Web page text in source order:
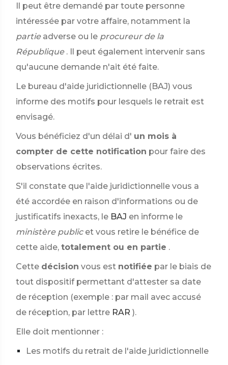
Il peut être demandé par toute personne
intéressée par votre affaire, notamment la
partie adverse ou le procureur de la
République . Il peut également intervenir sans
qu'aucune demande n'ait été faite.
Le bureau d'aide juridictionnelle (BAJ) vous
informe des motifs pour lesquels le retrait est
envisagé.
Vous bénéficiez d'un délai d' un mois à
compter de cette notification pour faire des
observations écrites.
S'il constate que l'aide juridictionnelle vous a
été accordée en raison d'informations ou de
justificatifs inexacts, le BAJ en informe le
ministère public et vous retire le bénéfice de
cette aide, totalement ou en partie .
Cette décision vous est notifiée par le biais de
tout dispositif permettant d'attester sa date
de réception (exemple : par mail avec accusé
de réception, par lettre RAR ).
Elle doit mentionner :
Les motifs du retrait de l'aide juridictionnelle